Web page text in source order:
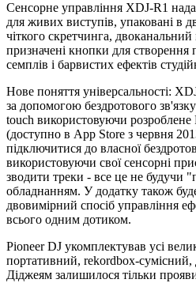
Сенсорне управління XDJ-R1
для живих виступів, упаковані в
чіткого скретчинга,
призначені кнопки для створення
семплів і барвистих ефектів
Нове поняття універсальності:
за допомогою бездротового
touch використовуючи розроблене
(доступно в App Store з червня
підключитися до власної
використовуючи свої сенсорні
зводити треки - все це не будучи
обладнанням. У додатку також
двовимірний спосіб управління
всього одним дотиком.
Pioneer DJ укомплектував усі
портативний, rekordbox-сумісний,
Діджеям залишилося тільки